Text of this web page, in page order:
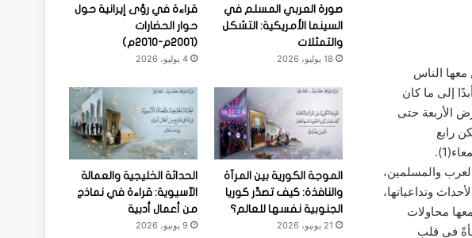
الناس
إلى ما كان
الأربعة حتى
رابع
والمسلمين،
وتداعياتها،
محاولات
في قلب
صورة العربي المسلم في
السينما الأمريكية: التشكل
والتمثلات
18 يوليو، 2026
قراءة في رؤى إيرانية حول
حوار الحضارات
(2001م-2010م)
4 يوليو، 2026
الموجة الكورية بين المرآة
والنافذة: كيف تصدِّر كوريا
الجنوبية نفسها للعالم؟
21 يونيو، 2026
الحداثة الخليجية والعمالة
الآسيوية: قراءة في نماذج
من أعمال أدبية
9 يونيو، 2026